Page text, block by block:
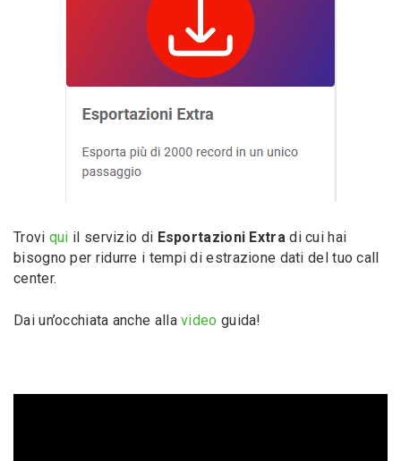
Trovi qui il servizio di Esportazioni Extradi cui hai
bisogno per ridurre i tempi di estrazione dati del tuo call
center.
Dai un’occhiata anche allavideo guida!